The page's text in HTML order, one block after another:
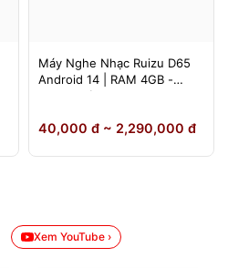
Máy Nghe Nhạc Ruizu D65
Android 14 | RAM 4GB -
64GB Chính Hãng
40,000 đ ~ 2,290,000 đ
Xem YouTube ›